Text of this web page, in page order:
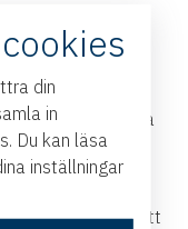
finns andra
tid vid
med
från grunden. Tilda
på att göra
Ebba vill springa ett
din
in
Du kan läsa
inställningar